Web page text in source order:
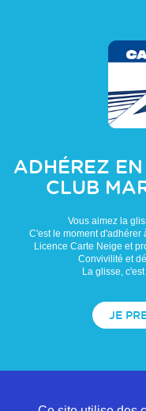
ADHÉREZ
CLUB
Vous aimez la
C'est le moment d'adhérer
Licence Carte Neige et
Convivilité et
La glisse,
JE